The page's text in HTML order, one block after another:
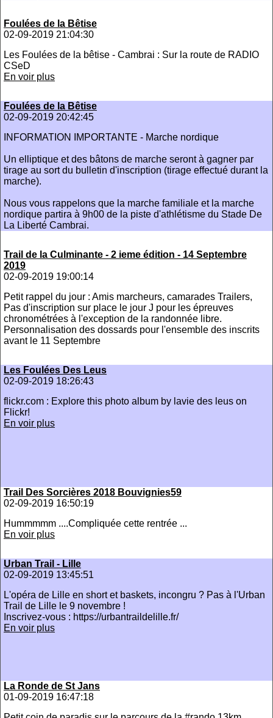
Foulées de la Bêtise
02-09-2019 21:04:30
Les Foulées de la bêtise - Cambrai : Sur la route de RADIO
CSeD
En voir plus
Foulées de la Bêtise
02-09-2019 20:42:45
INFORMATION IMPORTANTE - Marche nordique
Un elliptique et des bâtons de marche seront à gagner par
tirage au sort du bulletin d'inscription (tirage effectué durant la
marche).
Nous vous rappelons que la marche familiale et la marche
nordique partira à 9h00 de la piste d'athlétisme du Stade De
La Liberté Cambrai.
Trail de la Culminante - 2 ieme édition - 14 Septembre
2019
02-09-2019 19:00:14
Petit rappel du jour : Amis marcheurs, camarades Trailers,
Pas d'inscription sur place le jour J pour les épreuves
chronométrées à l'exception de la randonnée libre.
Personnalisation des dossards pour l'ensemble des inscrits
avant le 11 Septembre
Les Foulées Des Leus
02-09-2019 18:26:43
flickr.com : Explore this photo album by lavie des leus on
Flickr!
En voir plus
Trail Des Sorcières 2018 Bouvignies59
02-09-2019 16:50:19
Hummmmm ....Compliquée cette rentrée ...
En voir plus
Urban Trail - Lille
02-09-2019 13:45:51
L'opéra de Lille en short et baskets, incongru ? Pas à l'Urban
Trail de Lille le 9 novembre !
Inscrivez-vous : https://urbantraildelille.fr/
En voir plus
La Ronde de St Jans
01-09-2019 16:47:18